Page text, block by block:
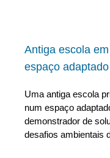
Antiga escola
espaço
Uma antiga escola
num espaço
demonstrador de
desafios ambientais